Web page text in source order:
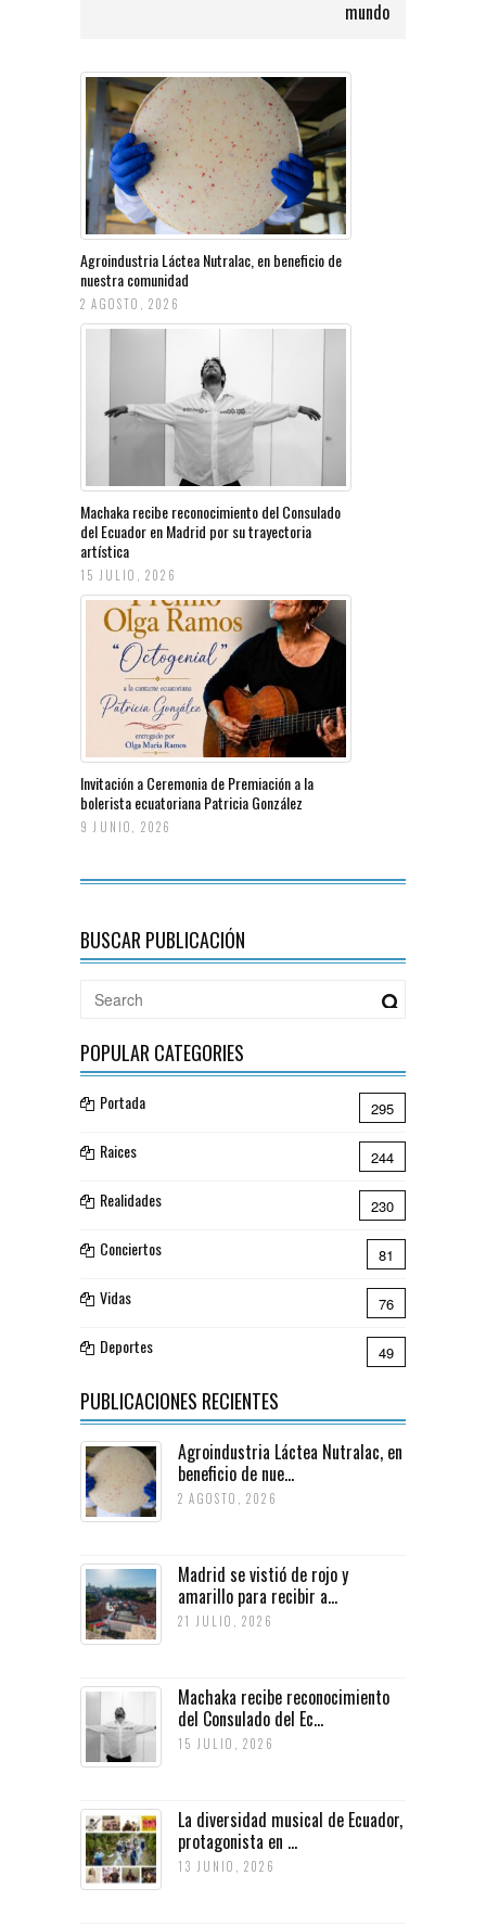
mundo
Agroindustria Láctea Nutralac, en beneficio de
nuestra comunidad
2 AGOSTO, 2026
Machaka recibe reconocimiento del Consulado
del Ecuador en Madrid por su trayectoria
artística
15 JULIO, 2026
Invitación a Ceremonia de Premiación a la
bolerista ecuatoriana Patricia González
9 JUNIO, 2026
BUSCAR PUBLICACIÓN
POPULAR CATEGORIES
Portada 295
Raices 244
Realidades 230
Conciertos 81
Vidas 76
Deportes 49
PUBLICACIONES RECIENTES
Agroindustria Láctea Nutralac, en
beneficio de nue...
2 AGOSTO, 2026
Madrid se vistió de rojo y
amarillo para recibir a...
21 JULIO, 2026
Machaka recibe reconocimiento
del Consulado del Ec...
15 JULIO, 2026
La diversidad musical de Ecuador,
protagonista en ...
13 JUNIO, 2026